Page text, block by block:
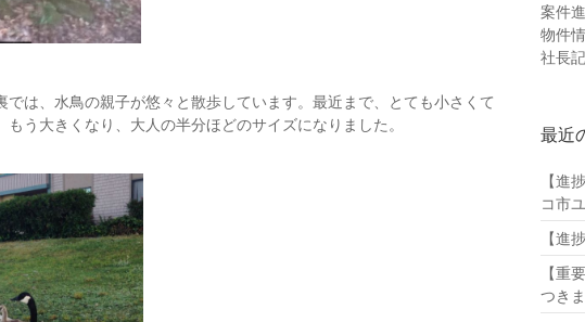
では、水鳥の親子が悠々と散歩しています。最近まで、とても小さくて
う大きくなり、大人の半分ほどのサイズになりました。
案件
物件
社長
最近
【進
コ市
【進
【重
つき